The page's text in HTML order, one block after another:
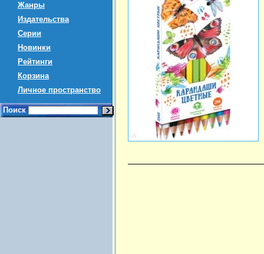
Жанры
Издательства
Серии
Новинки
Рейтинги
Корзина
Личное пространство
Поиск